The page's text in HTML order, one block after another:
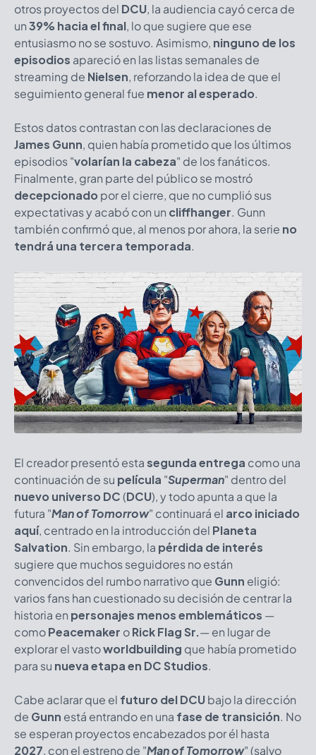
otros proyectos del DCU, la audiencia cayó cerca de
un39% hacia el final, lo que sugiere que ese
entusiasmo no se sostuvo. Asimismo, ninguno de los
episodios apareció en las listas semanales de
streaming de Nielsen, reforzando la idea de que el
seguimiento general fue menor al esperado.
Estos datos contrastan con las declaraciones de
James Gunn, quien había prometido que los últimos
episodios"volarían la cabeza" de los fanáticos.
Finalmente, gran parte del público se mostró
decepcionado por el cierre, que no cumplió sus
expectativas y acabó con un cliffhanger. Gunn
también confirmó que, al menos por ahora, la serie no
tendrá una tercera temporada.
El creador presentó estasegunda entrega como una
continuación de su película "Superman" dentro del
nuevo universo DC(DCU), y todo apunta a que la
futura "Man of Tomorrow" continuará el arco iniciado
aquí, centrado en la introducción del Planeta
Salvation. Sin embargo, la pérdida de interés
sugiere que muchos seguidores no están
convencidos del rumbo narrativo que Gunn eligió:
varios fans han cuestionado su decisión de centrar la
historia en personajes menos emblemáticos —
comoPeacemaker oRick Flag Sr.— en lugar de
explorar el vastoworldbuilding que había prometido
para su nueva etapa en DC Studios.
Cabe aclarar que el futuro del DCUbajo la dirección
de Gunn está entrando en una fase de transición. No
se esperan proyectos encabezados por él hasta
2027, con el estreno de "Man of Tomorrow"(salvo